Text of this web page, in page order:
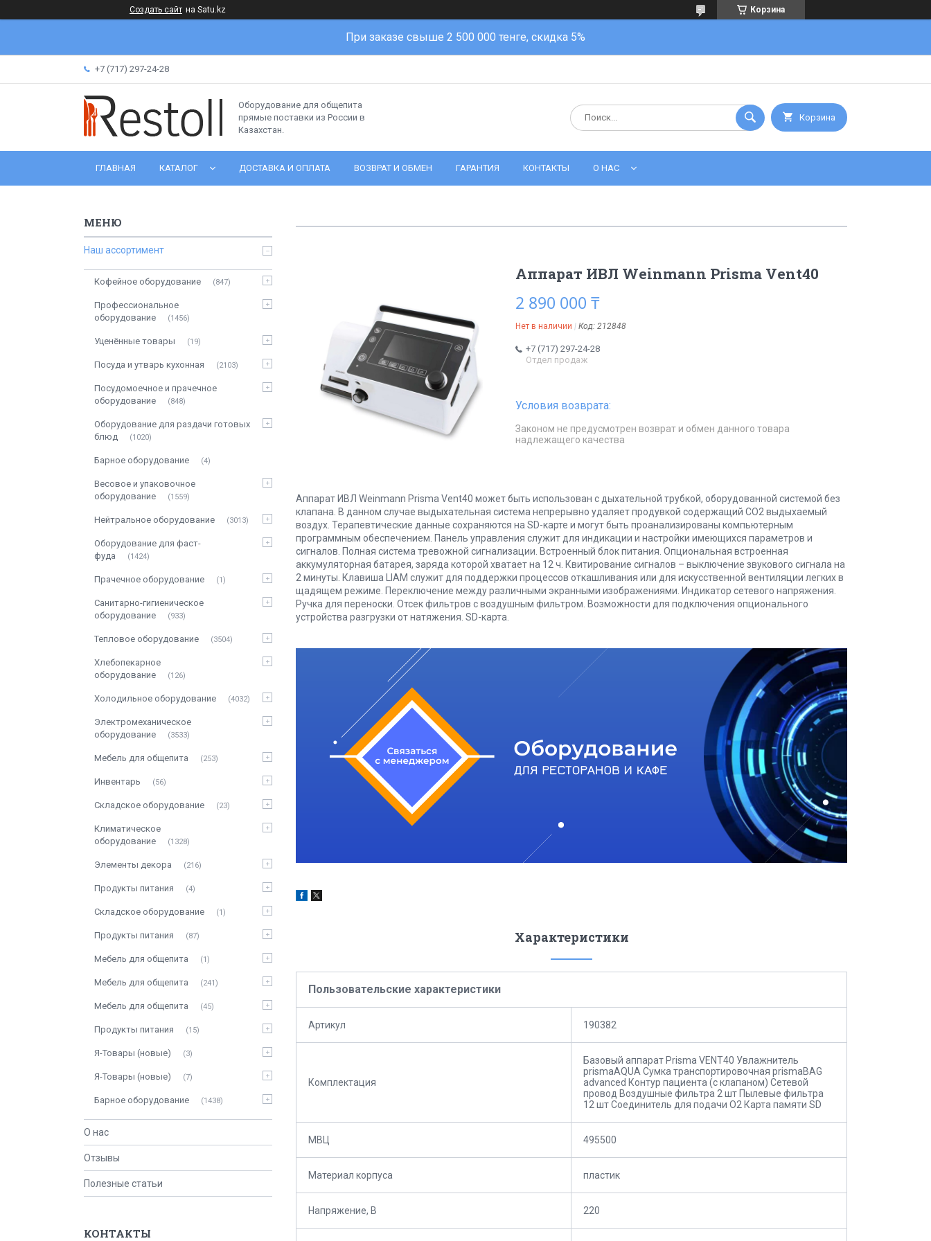
Создать сайт на Satu.kz Корзина
При заказе свыше 2 500 000 тенге, скидка 5%
+7 (717) 297-24-28
Оборудование для общепита
прямые поставки из России в
Казахстан.
Корзина
ГЛАВНАЯ КАТАЛОГ ДОСТАВКА И ОПЛАТА ВОЗВРАТ И ОБМЕН ГАРАНТИЯ КОНТАКТЫ О НАС
Аппарат ИВЛ Weinmann Prisma Vent40
2 890 000 ₸
Нет в наличии Код: 212848
+7 (717) 297-24-28
Отдел продаж
Законом не предусмотрен возврат и обмен данного товара
надлежащего качества
Аппарат ИВЛ Weinmann Prisma Vent40 может быть использован с дыхательной трубкой, оборудованной системой без
клапана. В данном случае выдыхательная система непрерывно удаляет продувкой содержащий CO2 выдыхаемый
воздух. Терапевтические данные сохраняются на SD-карте и могут быть проанализированы компьютерным
программным обеспечением. Панель управления служит для индикации и настройки имеющихся параметров и
сигналов. Полная система тревожной сигнализации. Встроенный блок питания. Опциональная встроенная
аккумуляторная батарея, заряда которой хватает на 12 ч. Квитирование сигналов – выключение звукового сигнала на
2 минуты. Клавиша LIAM служит для поддержки процессов откашливания или для искусственной вентиляции легких в
щадящем режиме. Переключение между различными экранными изображениями. Индикатор сетевого напряжения.
Ручка для переноски. Отсек фильтров с воздушным фильтром. Возможности для подключения опционального
устройства разгрузки от натяжения. SD-карта.
Характеристики
Пользовательские характеристики
Артикул 190382
Комплектация
Базовый аппарат Prisma VENT40 Увлажнитель
prismaAQUA Сумка транспортировочная prismaBAG
advanced Контур пациента (с клапаном) Сетевой
провод Воздушные фильтра 2 шт Пылевые фильтра
12 шт Соединитель для подачи O2 Карта памяти SD
МВЦ 495500
Материал корпуса пластик
Напряжение, В 220
Наш ассортимент
Кофейное оборудование 847
Профессиональное
оборудование
1456
Уценённые товары 19
Посуда и утварь кухонная 2103
Посудомоечное и прачечное
оборудование
848
Оборудование для раздачи готовых
блюд
1020
Барное оборудование 4
Весовое и упаковочное
оборудование
1559
Нейтральное оборудование 3013
Оборудование для фаст-
фуда
1424
Прачечное оборудование 1
Санитарно-гигиеническое
оборудование
933
Тепловое оборудование 3504
Хлебопекарное
оборудование
126
Холодильное оборудование 4032
Электромеханическое
оборудование
3533
Мебель для общепита 253
Инвентарь 56
Складское оборудование 23
Климатическое
оборудование
1328
Элементы декора 216
Продукты питания 4
Складское оборудование 1
Продукты питания 87
Мебель для общепита 1
Мебель для общепита 241
Мебель для общепита 45
Продукты питания 15
Я-Товары (новые) 3
Я-Товары (новые) 7
Барное оборудование 1438
О нас
Отзывы
Полезные статьи
КОНТАКТЫ